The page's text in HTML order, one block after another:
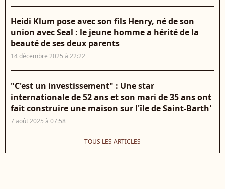
Heidi Klum pose avec son fils Henry, né de son
union avec Seal : le jeune homme a hérité de la
beauté de ses deux parents
14 décembre 2025 à 22:22
"C'est un investissement" : Une star
internationale de 52 ans et son mari de 35 ans ont
fait construire une maison sur l'île de Saint-Barth'
7 août 2025 à 07:58
TOUS LES ARTICLES